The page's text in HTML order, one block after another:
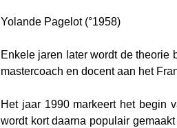
Yolande Pagelot (°1958)
Enkele jaren later wordt de theorie
mastercoach en docent aan het
Het jaar 1990 markeert het begin
wordt kort daarna populair